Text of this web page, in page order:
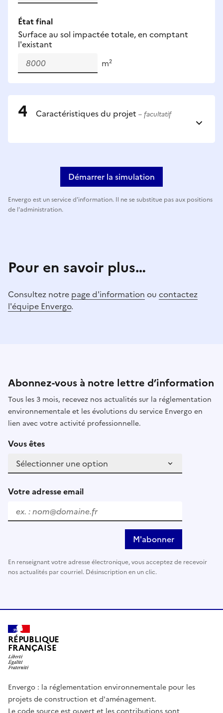
État final
Surface au sol impactée totale, en comptant
l'existant
m²
Caractéristiques du projet – facultatif
Démarrer la simulation
Envergo est un service d'information. Il ne se substitue pas aux positions
de l'administration.
Pour en savoir plus…
Consultez notre page d'information ou contactez
l'équipe Envergo.
Abonnez-vous à notre lettre d’information
Tous les 3 mois, recevez nos actualités sur la réglementation
environnementale et les évolutions du service Envergo en
lien avec votre activité professionnelle.
Vous êtes
Votre adresse email
M'abonner
En renseignant votre adresse électronique, vous acceptez de recevoir
nos actualités par courriel. Désinscription en un clic.
RÉPUBLIQUE
FRANÇAISE
Envergo : la réglementation environnementale pour les
projets de construction et d'aménagement.